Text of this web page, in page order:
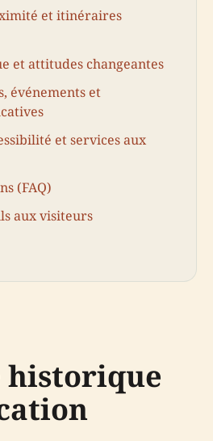
et itinéraires
et attitudes changeantes
événements et
et services aux
(FAQ)
aux visiteurs
historique